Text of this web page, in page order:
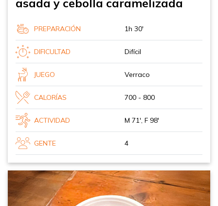
asada y cebolla caramelizada
PREPARACIÓN 1h 30'
DIFICULTAD Difícil
JUEGO Verraco
CALORÍAS 700 - 800
ACTIVIDAD M 71', F 98'
GENTE 4